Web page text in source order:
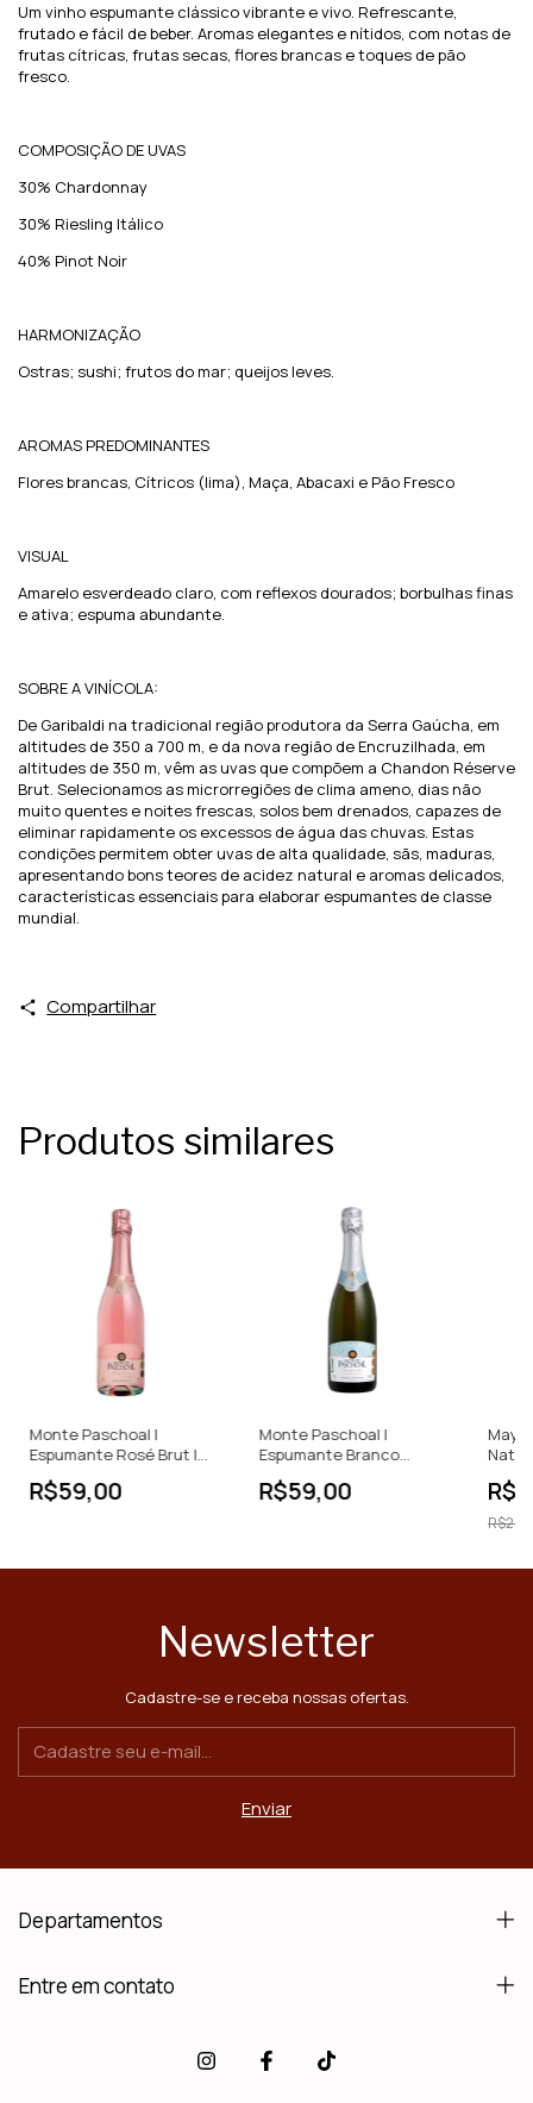
Um vinho espumante clássico vibrante e vivo. Refrescante,
frutado e fácil de beber. Aromas elegantes e nítidos, com notas de
frutas cítricas, frutas secas, flores brancas e toques de pão
fresco.
COMPOSIÇÃO DE UVAS
30% Chardonnay
30% Riesling Itálico
40% Pinot Noir
HARMONIZAÇÃO
Ostras; sushi; frutos do mar; queijos leves.
AROMAS PREDOMINANTES
Flores brancas, Cítricos (lima), Maça, Abacaxi e Pão Fresco
VISUAL
Amarelo esverdeado claro, com reflexos dourados; borbulhas finas
e ativa; espuma abundante.
SOBRE A VINÍCOLA:
De Garibaldi na tradicional região produtora da Serra Gaúcha, em
altitudes de 350 a 700 m, e da nova região de Encruzilhada, em
altitudes de 350 m, vêm as uvas que compõem a Chandon Réserve
Brut. Selecionamos as microrregiões de clima ameno, dias não
muito quentes e noites frescas, solos bem drenados, capazes de
eliminar rapidamente os excessos de água das chuvas. Estas
condições permitem obter uvas de alta qualidade, sãs, maduras,
apresentando bons teores de acidez natural e aromas delicados,
características essenciais para elaborar espumantes de classe
mundial.
Compartilhar
Produtos similares
Monte Paschoal |
Espumante Rosé Brut |
Método Charmat | Brasil |
750ml
R$59,00
Monte Paschoal |
Espumante Branco
Moscatel | Brasil | 750ml
R$59,00
Newsletter
Cadastre-se e receba nossas ofertas.
Departamentos
Entre em contato